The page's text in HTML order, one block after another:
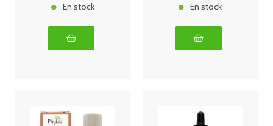
En stock En stock